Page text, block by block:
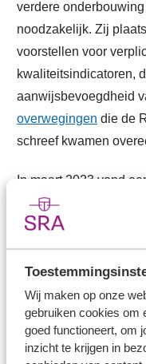
Wij maken op onze
gebruiken cookies om
goed functioneert, om
inzicht te krijgen in
verdere
noodzakelijk. Zij
voorstellen voor
kwaliteitsindicatoren,
aanwijsbevoegdheid
overwegingen die de
schreef kwamen
In maart 2023 vond
in de Tweede Kamer
commissie Financiën
mee. VVD-Kamerlid
van Financiën: "Het
de gevolgen zijn van
hogere kosten, een
sector. Dit komt de